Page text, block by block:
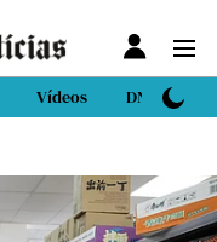
Vídeos DN Sport